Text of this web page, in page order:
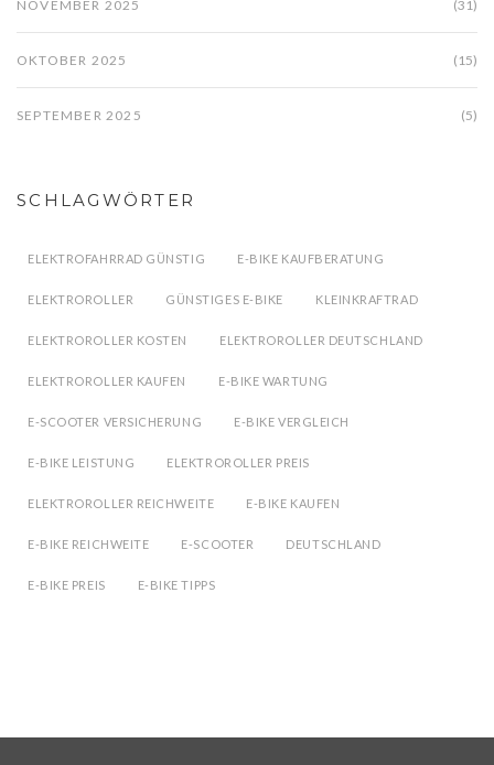
NOVEMBER 2025 (31)
OKTOBER 2025 (15)
SEPTEMBER 2025 (5)
SCHLAGWÖRTER
ELEKTROFAHRRAD GÜNSTIG E-BIKE KAUFBERATUNG
ELEKTROROLLER GÜNSTIGES E-BIKE KLEINKRAFTRAD
ELEKTROROLLER KOSTEN ELEKTROROLLER DEUTSCHLAND
ELEKTROROLLER KAUFEN E-BIKE WARTUNG
E-SCOOTER VERSICHERUNG E-BIKE VERGLEICH
E-BIKE LEISTUNG ELEKTROROLLER PREIS
ELEKTROROLLER REICHWEITE E-BIKE KAUFEN
E-BIKE REICHWEITE E-SCOOTER DEUTSCHLAND
E-BIKE PREIS E-BIKE TIPPS